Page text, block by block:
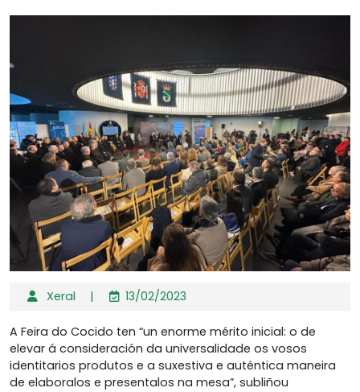
Xeral | 13/02/2023
A Feira do Cocido ten “un enorme mérito inicial: o de
elevar á consideración da universalidade os vosos
identitarios produtos e a suxestiva e auténtica maneira
de elaboralos e presentalos na mesa”, subliñou